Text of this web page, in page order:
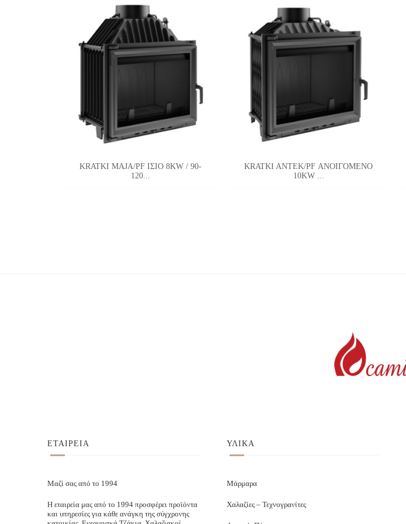
KRATKI MAJA/PF ΙΣΙΟ 8KW / 90-
120...
KRATKI ANTEK/PF ΑΝΟΙΓΟΜΕΝΟ
10KW ...
ΕΤΑΙΡΕΙΑ
Μαζί σας από το 1994
Η εταιρεία μας από το 1994 προσφέρει προϊόντα
και υπηρεσίες για κάθε ανάγκη της σύγχρονης
ΥΛΙΚΑ
Μάρμαρα
Χαλαζίες – Τεχνογρανίτες